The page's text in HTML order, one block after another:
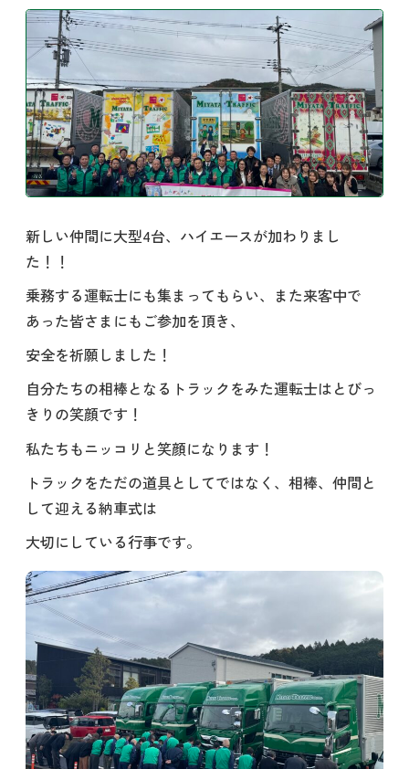
新しい仲間に大型4台、ハイエースが加わりまし
た！！
乗務する運転士にも集まってもらい、また来客中で
あった皆さまにもご参加を頂き、
安全を祈願しました！
自分たちの相棒となるトラックをみた運転士はとびっ
きりの笑顔です！
私たちもニッコリと笑顔になります！
トラックをただの道具としてではなく、相棒、仲間と
して迎える納車式は
大切にしている行事です。